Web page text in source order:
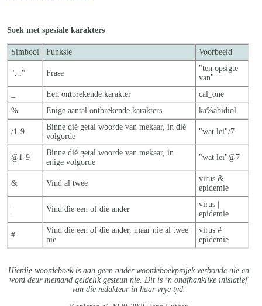
Soek met spesiale karakters
Simbool Funksie Voorbeeld
"..." Frase
"ten opsigte
van"
Een ontbrekende karakter
cal_one
%
Enige aantal ontbrekende karakters ka%abidiol
/1-9
Binne dié getal woorde van mekaar, in dié
volgorde
"wat lei"/7
@1-9
Binne dié getal woorde van mekaar, in
enige volgorde
"wat lei"@7
& Vind al twee
virus &
epidemie
Vind die een of die ander
virus |
epidemie
#
Vind die een of die ander, maar nie al twee
nie
virus #
epidemie
Hierdie woordeboek is aan geen ander woordeboekprojek verbonde nie en
word deur niemand geldelik gesteun nie. Dit is ’n onafhanklike inisiatief
van die redakteur in haar vrye tyd.